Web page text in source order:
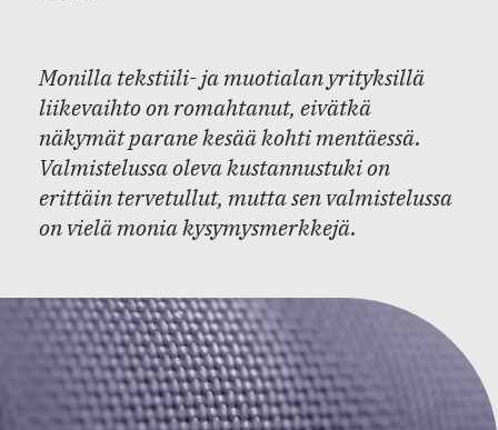
Monilla tekstiili- ja muotialan yrityksillä
liikevaihto on romahtanut, eivätkä
näkymät parane kesää kohti mentäessä.
Valmistelussa oleva kustannustuki on
erittäin tervetullut, mutta sen valmistelussa
on vielä monia kysymysmerkkejä.